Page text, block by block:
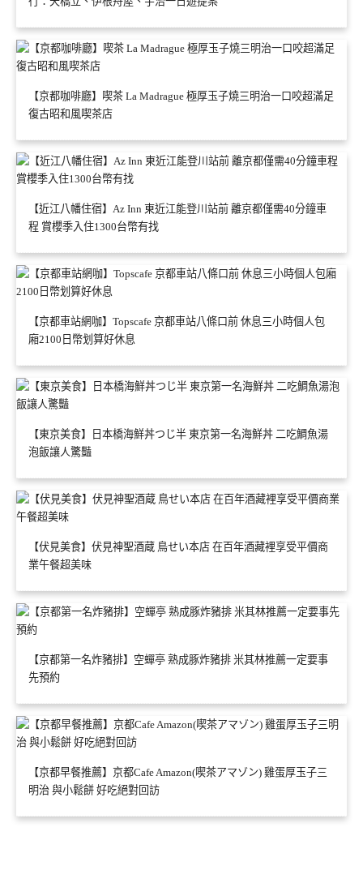
【京都咖啡廳】喫茶 La Madrague 極厚玉子燒三明治一口咬超滿足
復古昭和風喫茶店
【近江八幡住宿】Az Inn 東近江能登川站前 離京都僅需40分鐘車
程 賞櫻季入住1300台幣有找
【京都車站網咖】Topscafe 京都車站八條口前 休息三小時個人包
廂2100日幣划算好休息
【東京美食】日本橋海鮮丼つじ半 東京第一名海鮮丼 二吃鯛魚湯
泡飯讓人驚豔
【伏見美食】伏見神聖酒蔵 鳥せい本店 在百年酒藏裡享受平價商
業午餐超美味
【京都第一名炸豬排】空蟬亭 熟成豚炸豬排 米其林推薦一定要事
先預約
【京都早餐推薦】京都Cafe Amazon(喫茶アマゾン) 雞蛋厚玉子三
明治 與小鬆餅 好吃絕對回訪